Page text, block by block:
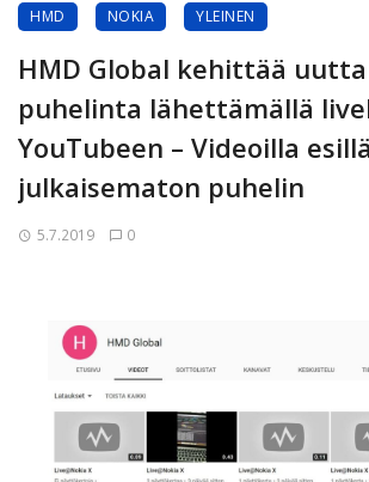
HMD NOKIA YLEINEN
HMD Global kehittää
puhelinta lähettämällä
YouTubeen – Videoilla esillä
julkaisematon puhelin
5.7.2019 0